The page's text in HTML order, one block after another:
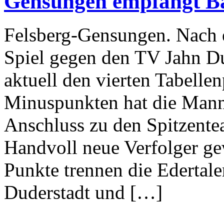
Felsberg-Gensungen.
Spiel gegen den TV Jahn
aktuell den vierten
Minuspunkten hat die
Anschluss zu den
Handvoll neue Verfolger
Punkte trennen die
Duderstadt und […]